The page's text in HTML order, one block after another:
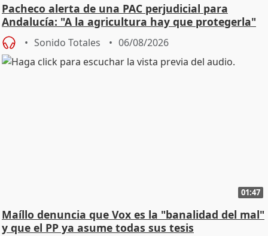
Pacheco alerta de una PAC perjudicial para
Andalucía: "A la agricultura hay que protegerla"
Sonido Totales 06/08/2026
01:47
Maíllo denuncia que Vox es la "banalidad del mal"
y que el PP ya asume todas sus tesis